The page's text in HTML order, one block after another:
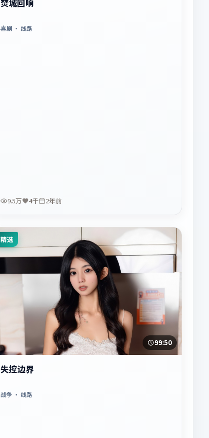
焚城回响
喜剧 · 线路
9.5万 4千 2年前
精选
99:50
失控边界
战争 · 线路